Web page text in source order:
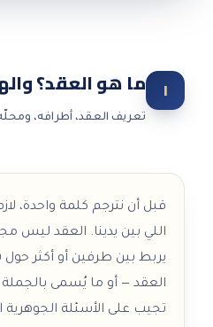
١ ما هو العقد؟
تعريف العقد، أطرافه،
قبل أن نترجم كلمة واحدة،
اللي بين يدينا. العقد ليس
يربط بين طرفين أو أكثر
العقد — أو ما يُسمى بالجملة
تجيب على الأسئلة الجوهرية